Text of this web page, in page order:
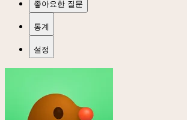
좋아요한 질문
통계
설정